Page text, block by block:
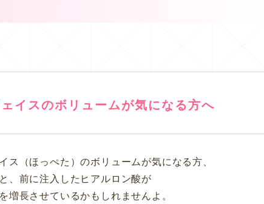
ェイスのボリュームが気になる方へ
ス（ほっぺた）のボリュームが気になる方、
、前に注入したヒアルロン酸が
増長させているかもしれませんよ。